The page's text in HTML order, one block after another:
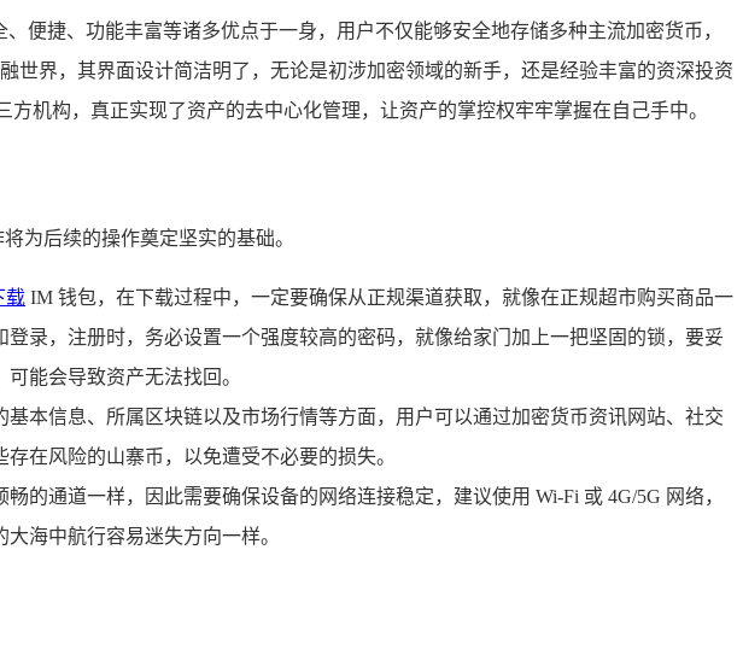
便捷、功能丰富等诸多优点于一身，用户不仅能够安全地存储多种主流加密货币，
界，其界面设计简洁明了，无论是初涉加密领域的新手，还是经验丰富的资深投资
机构，真正实现了资产的去中心化管理，让资产的掌控权牢牢掌握在自己手中。
为后续的操作奠定坚实的基础。
载 IM 钱包，在下载过程中，一定要确保从正规渠道获取，就像在正规超市购买商品一
录，注册时，务必设置一个强度较高的密码，就像给家门加上一把坚固的锁，要妥
能会导致资产无法找回。
本信息、所属区块链以及市场行情等方面，用户可以通过加密货币资讯网站、社交
在风险的山寨币，以免遭受不必要的损失。
的通道一样，因此需要确保设备的网络连接稳定，建议使用 Wi-Fi 或 4G/5G 网络，
海中航行容易迷失方向一样。